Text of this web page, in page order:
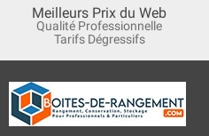
Meilleurs Prix du Web
Qualité Professionnelle
Tarifs Dégressifs